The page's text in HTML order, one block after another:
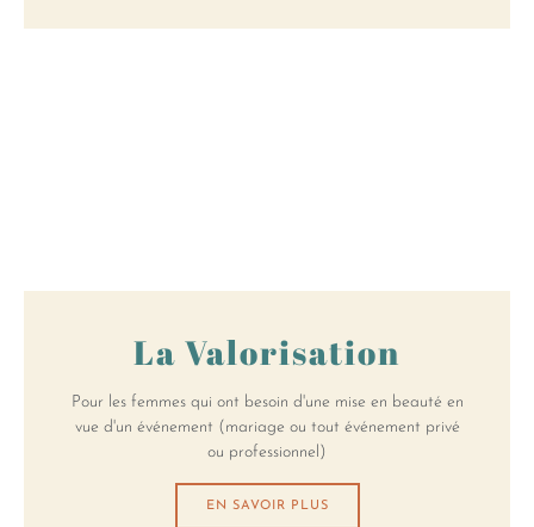
La Valorisation
Pour les femmes qui ont besoin d'une mise en beauté en
vue d'un événement (mariage ou tout événement privé
ou professionnel)
EN SAVOIR PLUS